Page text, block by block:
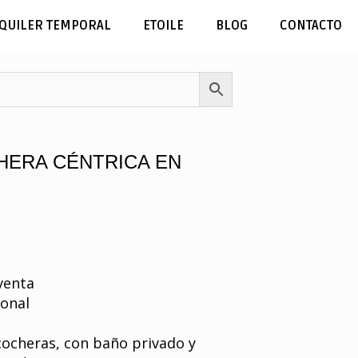
TEMPORAL ETOILE BLOG CONTACTO
CÉNTRICA EN
con baño privado y